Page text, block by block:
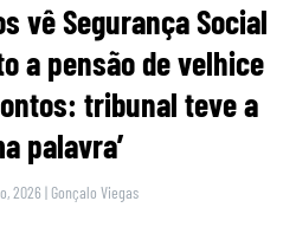
vê Segurança Social
a pensão de velhice
tribunal teve a
palavra’
2026 | Gonçalo Viegas